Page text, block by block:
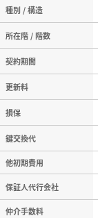
種別 / 構造
所在階 / 階数
契約期間
更新料
損保
鍵交換代
他初期費用
保証人代行会社
仲介手数料